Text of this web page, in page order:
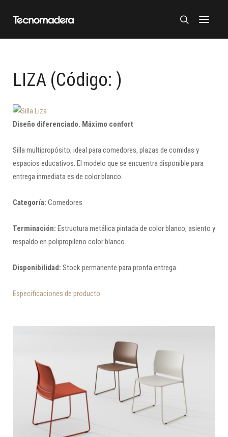
LIZA (Código: )
Diseño diferenciado. Máximo confort
Silla multipropósito, ideal para comedores, plazas de comidas y
espacios educativos. El modelo que se encuentra disponible para
entrega inmediata es de color blanco.
Categoría: Comedores
Terminación: Estructura metálica pintada de color blanco, asiento y
respaldo en polipropileno color blanco.
Disponibilidad: Stock permanente para pronta entrega.
Especificaciones de producto